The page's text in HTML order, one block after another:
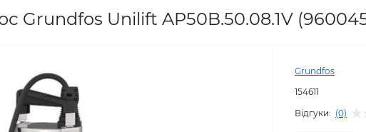
Grundfos Unilift AP50B.50.08.1V
Grundfos
154611
Відгуки: (0)